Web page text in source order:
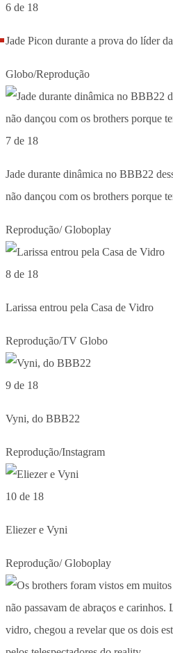
6 de 18
Jade Picon durante a prova do líder
Globo/Reprodução
7 de 18
Jade durante dinâmica no BBB22
não dançou com os brothers porque
Reprodução/ Globoplay
8 de 18
Larissa entrou pela Casa de Vidro
Reprodução/TV Globo
9 de 18
Vyni, do BBB22
Reprodução/Instagram
10 de 18
Eliezer e Vyni
Reprodução/ Globoplay